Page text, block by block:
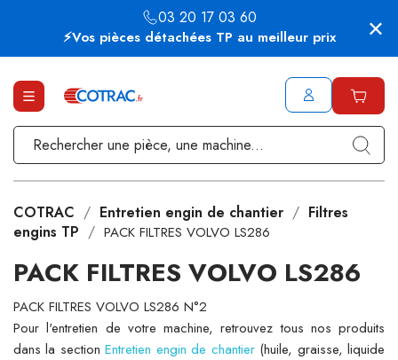
⚡Vos pièces détachées TP au meilleur prix
03 20 17 03 60
COTRAC Entretien engin de chantier
Filtres
engins TP
PACK FILTRES VOLVO LS286
PACK FILTRES VOLVO LS286
PACK FILTRES VOLVO LS286 N°2
Pour l'entretien de votre machine, retrouvez tous nos produits
dans la sectionEntretien engin de chantier(huile, graisse, liquide